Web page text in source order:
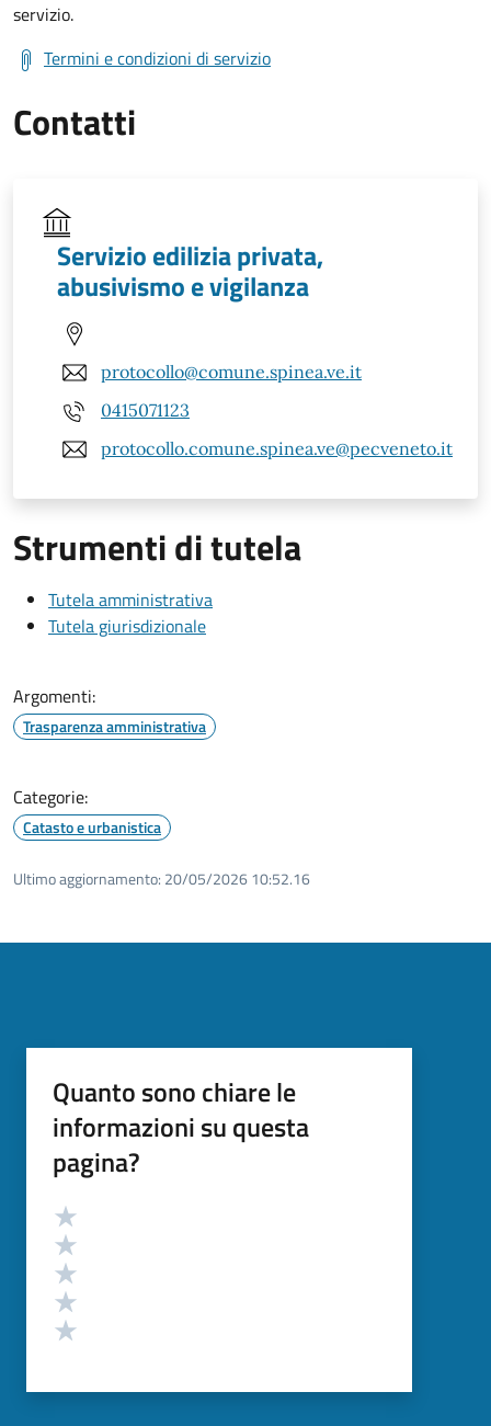
servizio.
Termini e condizioni di servizio
Contatti
Servizio edilizia privata,
abusivismo e vigilanza
protocollo@comune.spinea.ve.it
0415071123
protocollo.comune.spinea.ve@pecveneto.it
Strumenti di tutela
Tutela amministrativa
Tutela giurisdizionale
Argomenti:
Trasparenza amministrativa
Categorie:
Catasto e urbanistica
Ultimo aggiornamento: 20/05/2026 10:52.16
Quanto sono chiare le
informazioni su questa
pagina?
Valutazione